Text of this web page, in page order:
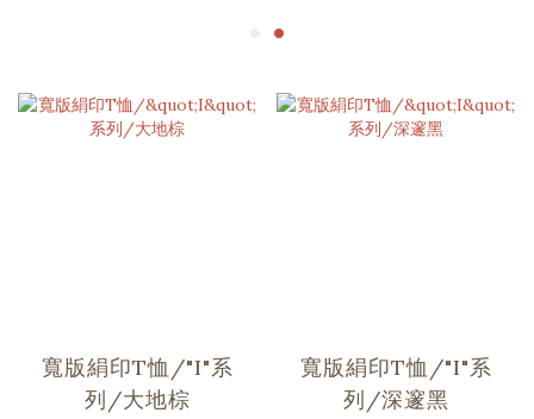
寬版絹印T恤/"I"系
列/大地棕
寬版絹印T恤/"I"系
列/深邃黑